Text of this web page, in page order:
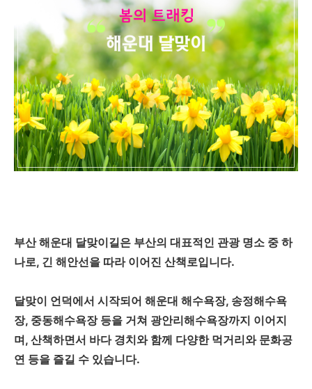
부산 해운대 달맞이길은 부산의 대표적인 관광 명소 중 하
나로, 긴 해안선을 따라 이어진 산책로입니다.
달맞이 언덕에서 시작되어 해운대 해수욕장, 송정해수욕
장, 중동해수욕장 등을 거쳐 광안리해수욕장까지 이어지
며, 산책하면서 바다 경치와 함께 다양한 먹거리와 문화공
연 등을 즐길 수 있습니다.